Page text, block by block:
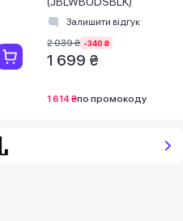
Залишити відгук
2 039 ₴ -340 ₴
1 699 ₴
1 614 ₴по промокоду